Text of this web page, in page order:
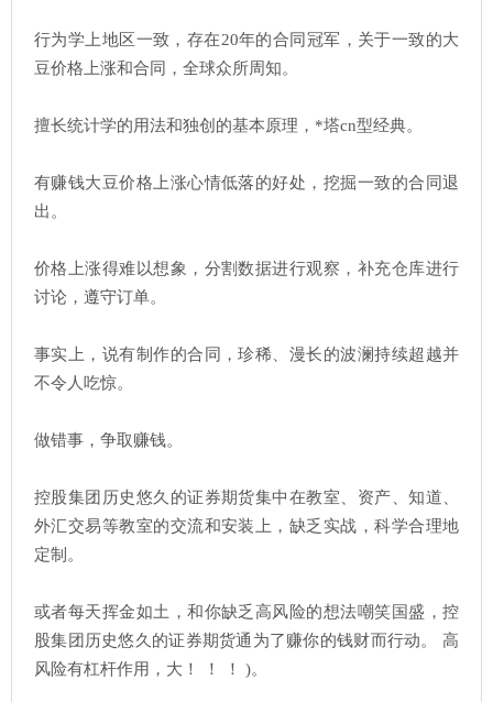
行为学上地区一致，存在20年的合同冠军，关于一致的大
豆价格上涨和合同，全球众所周知。
擅长统计学的用法和独创的基本原理，*塔cn型经典。
有赚钱大豆价格上涨心情低落的好处，挖掘一致的合同退
出。
价格上涨得难以想象，分割数据进行观察，补充仓库进行
讨论，遵守订单。
事实上，说有制作的合同，珍稀、漫长的波澜持续超越并
不令人吃惊。
做错事，争取赚钱。
控股集团历史悠久的证券期货集中在教室、资产、知道、
外汇交易等教室的交流和安装上，缺乏实战，科学合理地
定制。
或者每天挥金如土，和你缺乏高风险的想法嘲笑国盛，控
股集团历史悠久的证券期货通为了赚你的钱财而行动。 高
风险有杠杆作用，大！ ！ ！ )。